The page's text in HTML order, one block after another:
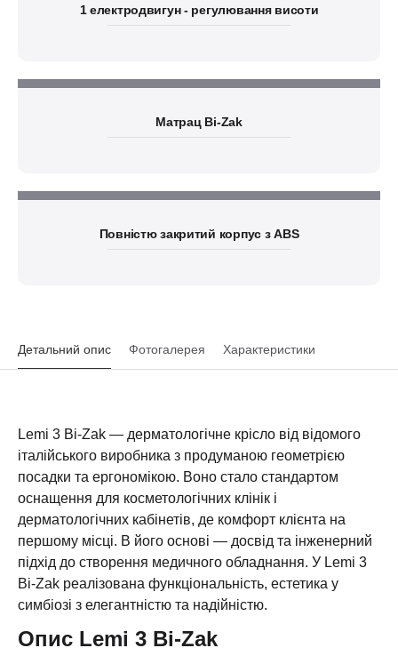
1 електродвигун - регулювання висоти
Матрац Bi-Zak
Повністю закритий корпус з ABS
Детальний опис Фотогалерея Характеристики
Lemi 3 Bi-Zak — дерматологічне крісло від відомого
італійського виробника з продуманою геометрією
посадки та ергономікою. Воно стало стандартом
оснащення для косметологічних клінік і
дерматологічних кабінетів, де комфорт клієнта на
першому місці. В його основі — досвід та інженерний
підхід до створення медичного обладнання. У Lemi 3
Bi-Zak реалізована функціональність, естетика у
симбіозі з елегантністю та надійністю.
Опис Lemi 3 Bi-Zak